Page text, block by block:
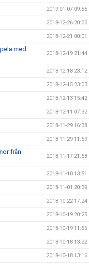
2019-01-07 09:55
2018-12-26 20:00
2018-12-21 00:01
med
2018-12-19 21:44
2018-12-18 23:12
2018-12-15 23:03
2018-12-13 15:42
2018-12-11 07:32
2018-11-29 16:38
2018-11-29 11:59
från
2018-11-17 21:58
2018-11-10 13:51
2018-11-01 20:39
2018-10-22 17:24
2018-10-19 20:25
2018-10-19 11:56
2018-10-18 13:22
2018-10-18 13:16